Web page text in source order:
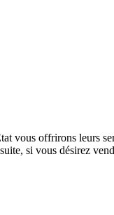
vous offrirons leurs
si vous désirez